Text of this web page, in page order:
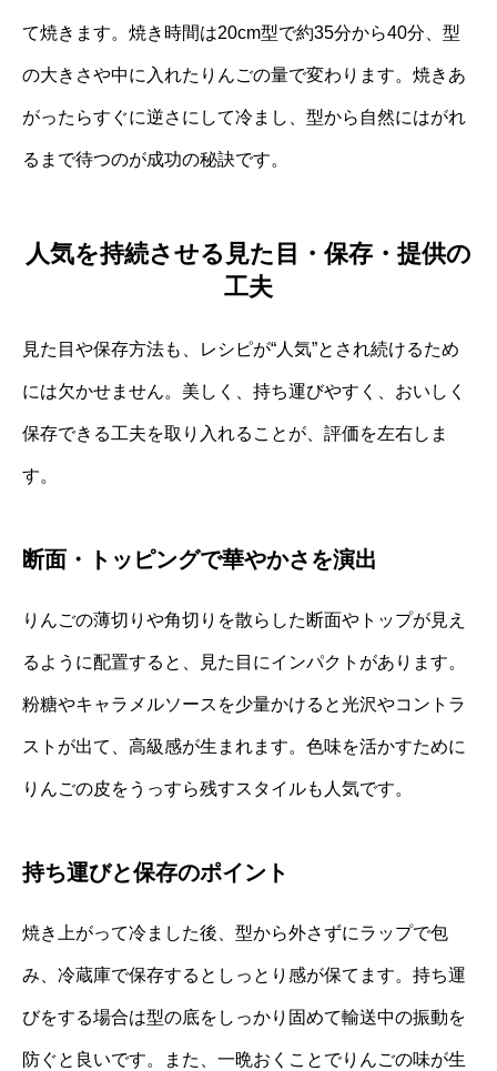
て焼きます。焼き時間は20cm型で約35分から40分、型
の大きさや中に入れたりんごの量で変わります。焼きあ
がったらすぐに逆さにして冷まし、型から自然にはがれ
るまで待つのが成功の秘訣です。
人気を持続させる見た目・保存・提供の
工夫
見た目や保存方法も、レシピが“人気”とされ続けるため
には欠かせません。美しく、持ち運びやすく、おいしく
保存できる工夫を取り入れることが、評価を左右しま
す。
断面・トッピングで華やかさを演出
りんごの薄切りや角切りを散らした断面やトップが見え
るように配置すると、見た目にインパクトがあります。
粉糖やキャラメルソースを少量かけると光沢やコントラ
ストが出て、高級感が生まれます。色味を活かすために
りんごの皮をうっすら残すスタイルも人気です。
持ち運びと保存のポイント
焼き上がって冷ました後、型から外さずにラップで包
み、冷蔵庫で保存するとしっとり感が保てます。持ち運
びをする場合は型の底をしっかり固めて輸送中の振動を
防ぐと良いです。また、一晩おくことでりんごの味が生